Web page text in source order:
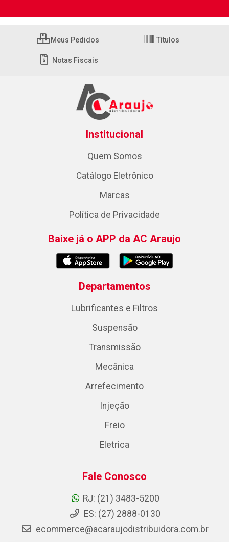
Meus Pedidos Títulos
Notas Fiscais
Institucional
Quem Somos
Catálogo Eletrônico
Marcas
Política de Privacidade
Baixe já o APP da AC Araujo
Departamentos
Lubrificantes e Filtros
Suspensão
Transmissão
Mecânica
Arrefecimento
Injeção
Freio
Eletrica
Fale Conosco
RJ: (21) 3483-5200
ES: (27) 2888-0130
ecommerce@acaraujodistribuidora.com.br